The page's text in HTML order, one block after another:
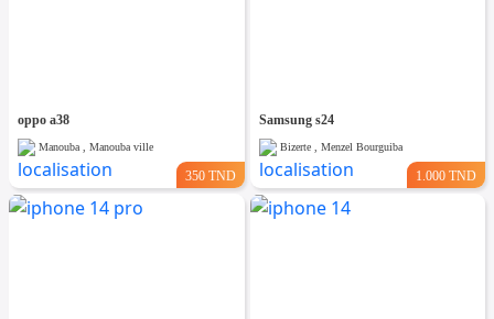
oppo a38
Manouba , Manouba ville
350 TND
Samsung s24
Bizerte , Menzel Bourguiba
1.000 TND